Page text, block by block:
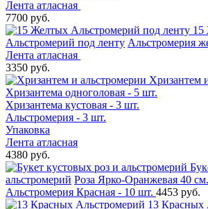
Лента атласная
7700 руб.
15
Альстромерий под ленту Альстромерия
Лента атласная
3350 руб.
Хризантем
Хризантема одноголовая - 5 шт.
Хризантема кустовая - 3 шт.
Альстромерия - 3 шт.
Упаковка
Лента атласная
4380 руб.
альстромерий Роза Ярко-Оранжевая 40
Альстромерия Красная - 10 шт. 4453 руб.
13 Красных